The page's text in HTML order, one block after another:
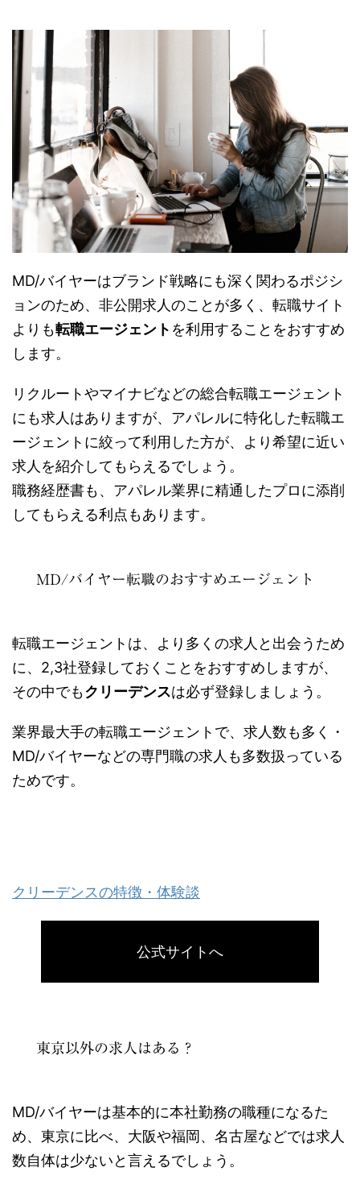
MD/バイヤーはブランド戦略にも深く関わるポジシ
ョンのため、非公開求人のことが多く、転職サイト
よりも転職エージェント を利用することをおすすめ
します。
リクルートやマイナビなどの総合転職エージェント
にも求人はありますが、アパレルに特化した転職エ
ージェントに絞って利用した方が、より希望に近い
求人を紹介してもらえるでしょう。
職務経歴書も、アパレル業界に精通したプロに添削
してもらえる利点もあります。
MD/バイヤー転職のおすすめエージェント
転職エージェントは、より多くの求人と出会うため
に、2,3社登録しておくことをおすすめしますが、
その中でもクリーデンスは必ず登録しましょう。
業界最大手の転職エージェントで、求人数も多く・
MD/バイヤーなどの専門職の求人も多数扱っている
ためです。
クリーデンスの特徴・体験談
公式サイトへ
東京以外の求人はある？
MD/バイヤーは基本的に本社勤務の職種になるた
め、東京に比べ、大阪や福岡、名古屋などでは求人
数自体は少ないと言えるでしょう。